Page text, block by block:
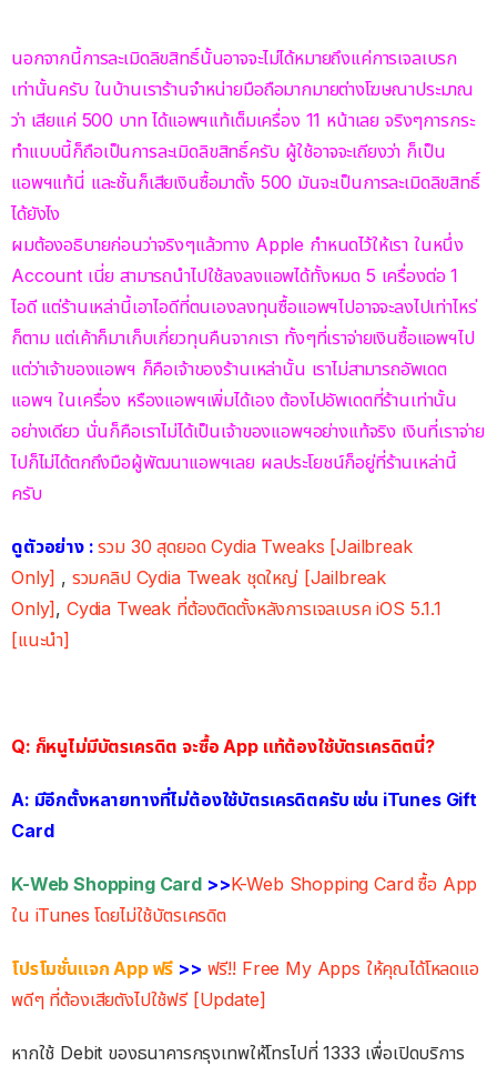
นอกจากนี้การละเมิดลิขสิทธิ์นั้นอาจจะไม่ได้หมายถึงแค่การเจลเบรก
เท่านั้นครับ ในบ้านเราร้านจำหน่ายมือถือมากมายต่างโฆษณาประมาณ
ว่า เสียแค่ 500 บาท ได้แอพฯแท้เต็มเครื่อง 11 หน้าเลย จริงๆการกระ
ทำแบบนี้ก็ถือเป็นการละเมิดลิขสิทธิ์ครับ ผู้ใช้อาจจะเถียงว่า ก็เป็น
แอพฯแท้นี่ และชั้นก็เสียเงินซื้อมาตั้ง 500 มันจะเป็นการละเมิดลิขสิทธิ์
ได้ยังไง
ผมต้องอธิบายก่อนว่าจริงๆแล้วทาง Apple กำหนดไว้ให้เรา ในหนึ่ง
Account เนี่ย สามารถนำไปใช้ลงลงแอพได้ทั้งหมด 5 เครื่องต่อ 1
ไอดี แต่ร้านเหล่านี้เอาไอดีที่ตนเองลงทุนซื้อแอพฯไปอาจจะลงไปเท่าไหร่
ก็ตาม แต่เค้าก็มาเก็บเกี่ยวทุนคืนจากเรา ทั้งๆที่เราจ่ายเงินซื้อแอพฯไป
แต่ว่าเจ้าของแอพฯ ก็คือเจ้าของร้านเหล่านั้น เราไม่สามารถอัพเดต
แอพฯ ในเครื่อง หรืองแอพฯเพิ่มได้เอง ต้องไปอัพเดตที่ร้านเท่านั้น
อย่างเดียว นั่นก็คือเราไม่ได้เป็นเจ้าของแอพฯอย่างแท้จริง เงินที่เราจ่าย
ไปก็ไม่ได้ตกถึงมือผู้พัฒนาแอพฯเลย ผลประโยชน์ก็อยู่ที่ร้านเหล่านี้
ครับ
ดูตัวอย่าง :รวม 30 สุดยอด Cydia Tweaks [Jailbreak
Only] , รวมคลิป Cydia Tweak ชุดใหญ่ [Jailbreak
Only] , Cydia Tweak ที่ต้องติดตั้งหลังการเจลเบรค iOS 5.1.1
[แนะนำ]
Q: ก็หนูไม่มีบัตรเครดิต จะซื้อ App แท้ต้องใช้บัตรเครดิตนี่?
A: มีอีกตั้งหลายทางที่ไม่ต้องใช้บัตรเครดิตครับ เช่น iTunes Gift
Card
K-Web Shopping Card>>K-Web Shopping Card ซื้อ App
ใน iTunes โดยไม่ใช้บัตรเครดิต
โปรโมชั่นแจก App ฟรี >> ฟรี!! Free My Apps ให้คุณได้โหลดแอ
พดีๆ ที่ต้องเสียตังไปใช้ฟรี [Update]
หากใช้ Debit ของธนาคารกรุงเทพให้โทรไปที่ 1333 เพื่อเปิดบริการ